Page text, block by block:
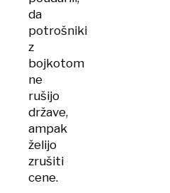
da
potrošniki
z
bojkotom
ne
rušijo
države,
ampak
želijo
zrušiti
cene.